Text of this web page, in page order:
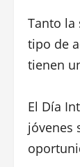
Tanto la
tipo de
tienen
El Día
jóvenes